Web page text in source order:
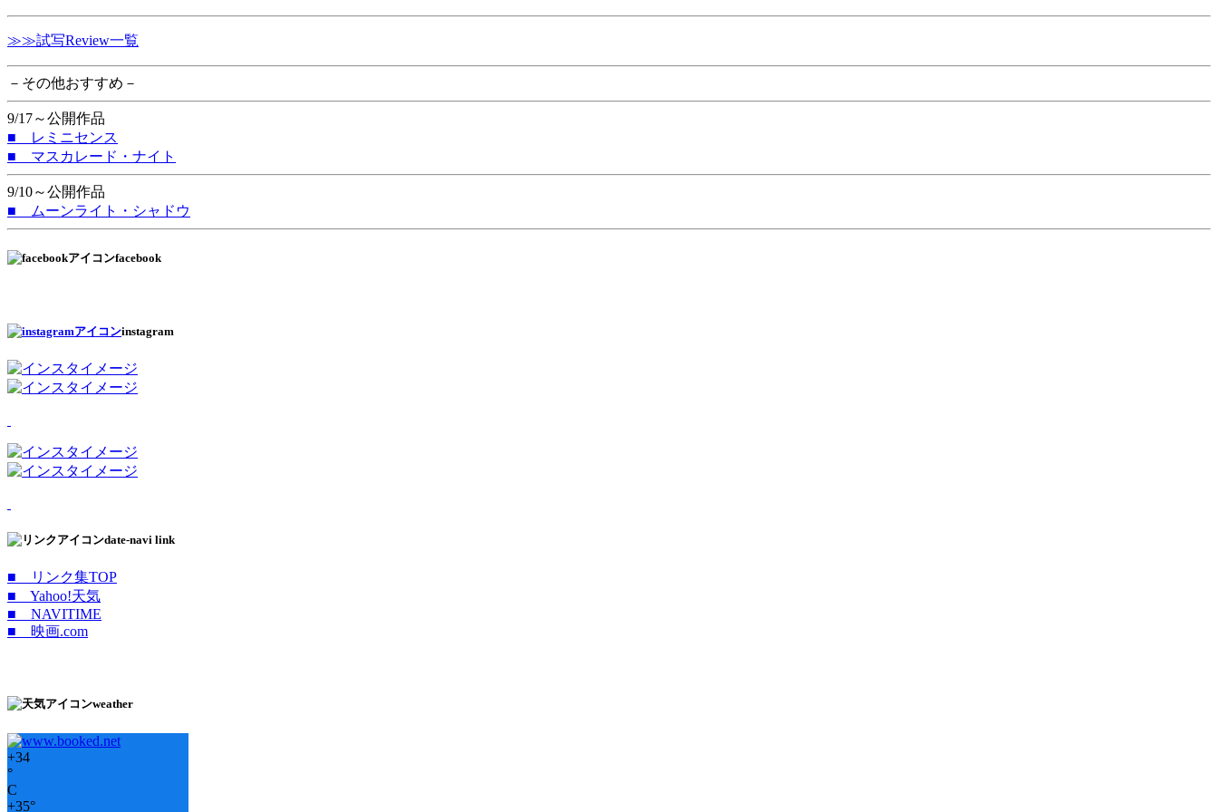
≫≫試写Review一覧
－その他おすすめ－
9/17～公開作品
■ レミニセンス
■ マスカレード・ナイト
9/10～公開作品
■ ムーンライト・シャドウ
facebook
instagram
date-navi link
■ リンク集TOP
■ Yahoo!天気
■ NAVITIME
■ 映画.com
weather
+34
°
C
+35°